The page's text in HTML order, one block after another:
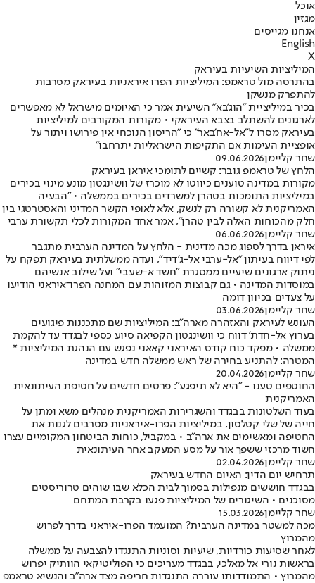
אוכל
מגזין
אנחנו מגייסים
English
X
המיליציות השיעיות בעיראק
בהתרסה מול טראמפ: המיליציות הפרו איראניות בעיראק מסרבות
להתפרק מנשקן
בכיר במיליציית "הוג'בא" השיעית אמר כי האיומים מישראל לא מאפשרים
לארגונים להשתלב בצבא העיראקי • מקורות המקורבים למיליציות
בעיראק מסרו ל"אל-אח'באר" כי "הריסון הנוכחי אין פירושו ויתור על
אופציית העימות אם התקיפות הישראליות יתרחבו"
שחר קליימן09.06.2026
הלחץ של טראמפ גובר: קשיים לתומכי איראן בעיראק
מקורות במדינה טוענים כיווטו לא מוכרז של וושינגטון מונע מינוי בכירים
במיליציות התומכות בטהרן למשרדים בכירים בממשלה • "הבעיה
האמריקנית לא קשורה רק לנשק, אלא לאופי הקשר המדיני והאסטרטגי בין
חלק מהכוחות האלה לבין טהרן", אמר אחד המקורות לכלי תקשורת ערבי
שחר קליימן06.06.2026
איראן בדרך לספוג מכה מדינית - הלחץ על המדינה הערבית מתגבר
לפי דיווח בעיתון "אל-ערבי אל-ג'דיד", ועדה ממשלתית בעיראק תפקח על
ניתוק ארגונים שיעיים ממסגרת "חשד א-שעבי" ועל שילוב אנשיהם
במוסדות המדינה • גם קבוצות המזוהות עם המחנה הפרו־איראני הודיעו
על צעדים בכיוון דומה
שחר קליימן03.06.2026
העונש לעיראק והאזהרה מארה"ב: המיליציות שם מתכננות פיגועים
בערוץ אל-חדת' דווח כי וושינגטון הקפיאה סיוע כספי לבגדד עד להקמת
ממשלה • מפקד כוח קודס האיראני קאאני נפגש עם הנהגת המיליציות *
המטרה: להתניע בחירה של ראש ממשלה חדש במדינה
שחר קליימן20.04.2026
החוטפים טענו - "היא לא תיפגע": פרטים חדשים על חטיפת העיתונאית
האמריקנית
בעוד השלטונות בבגדד והשגרירות האמריקנית מנהלים משא ומתן על
חייה של שלי קטלסון, במיליציות הפרו-איראניות מסרבים לגנות את
החטיפה ומאשימים את ארה"ב • במקביל, כוחות הביטחון המקומיים עצרו
חשוד מרכזי ששפך אור על מסע המעקב אחר העיתונאית
שחר קליימן02.04.2026
תרחיש יום הדין: האיום החדש בעיראק
בבגדד חוששים מנפילות בסמוך לבית הכלא שבו שוהים טרוריסטים
מסוכנים • השיגורים של המיליציות פגעו בקרבת המתחם
שחר קליימן15.03.2026
מכה למשטר במדינה הערבית? המועמד הפרו-איראני בדרך לפרוש
מהמרוץ
לאחר שסיעות כורדיות, שיעיות וסוניות התנגדו להצבעה על ממשלה
בראשות נורי אל מאלכי, בבגדד מעריכים כי הפוליטיקאי הוותיק יפרוש
מהמרוץ • התמודדותו עוררה התנגדות חריפה מצד ארה"ב והנשיא טראמפ